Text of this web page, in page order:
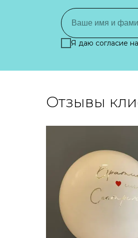
Я даю согласие
Отзывы